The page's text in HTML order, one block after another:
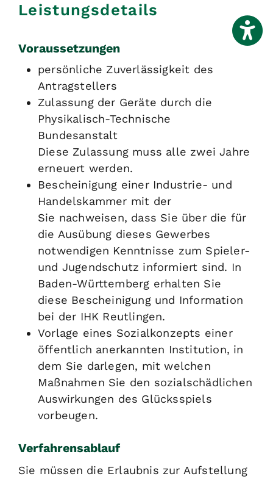
Leistungsdetails
Voraussetzungen
persönliche Zuverlässigkeit des
Antragstellers
Zulassung der Geräte durch die
Physikalisch-Technische
Bundesanstalt
Diese Zulassung muss alle zwei Jahre
erneuert werden.
Bescheinigung einer Industrie- und
Handelskammer mit der
Sie nachweisen, dass Sie über die für
die Ausübung dieses Gewerbes
notwendigen Kenntnisse zum Spieler-
und Jugendschutz informiert sind. In
Baden-Württemberg erhalten Sie
diese Bescheinigung und Information
bei der IHK Reutlingen.
Vorlage eines Sozialkonzepts einer
öffentlich anerkannten Institution, in
dem Sie darlegen, mit welchen
Maßnahmen Sie den sozialschädlichen
Auswirkungen des Glücksspiels
vorbeugen.
Verfahrensablauf
Sie müssen die Erlaubnis zur Aufstellung